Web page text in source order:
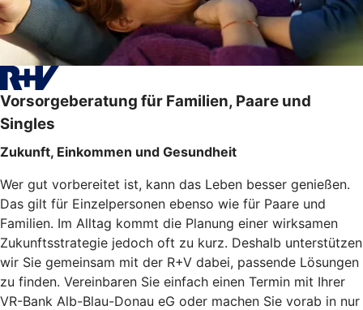
Vorsorgeberatung für Familien, Paare und
Singles
Zukunft, Einkommen und Gesundheit
Wer gut vorbereitet ist, kann das Leben besser genießen.
Das gilt für Einzelpersonen ebenso wie für Paare und
Familien. Im Alltag kommt die Planung einer wirksamen
Zukunftsstrategie jedoch oft zu kurz. Deshalb unterstützen
wir Sie gemeinsam mit der R+V dabei, passende Lösungen
zu finden. Vereinbaren Sie einfach einen Termin mit Ihrer
VR-Bank Alb-Blau-Donau eG oder machen Sie vorab in nur